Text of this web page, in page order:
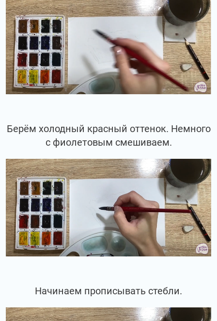
Берём холодный красный оттенок. Немного
с фиолетовым смешиваем.
Начинаем прописывать стебли.